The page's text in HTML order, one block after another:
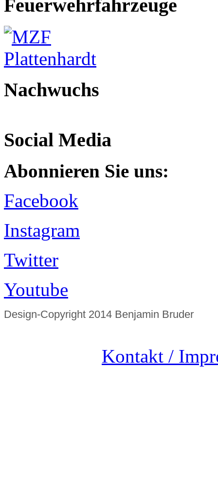
Feuerwehrfahrzeuge
Nachwuchs
Social Media
Abonnieren Sie uns:
Facebook
Instagram
Twitter
Youtube
Design-Copyright 2014 Benjamin Bruder
Kontakt /